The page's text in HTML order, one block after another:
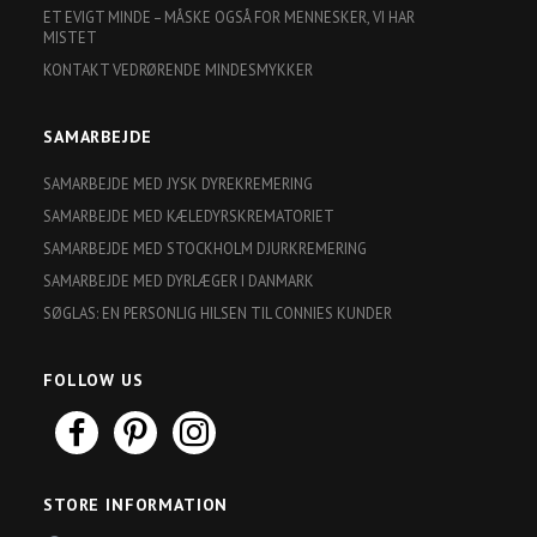
ET EVIGT MINDE – MÅSKE OGSÅ FOR MENNESKER, VI HAR
MISTET
KONTAKT VEDRØRENDE MINDESMYKKER
SAMARBEJDE
SAMARBEJDE MED JYSK DYREKREMERING
SAMARBEJDE MED KÆLEDYRSKREMATORIET
SAMARBEJDE MED STOCKHOLM DJURKREMERING
SAMARBEJDE MED DYRLÆGER I DANMARK
SØGLAS: EN PERSONLIG HILSEN TIL CONNIES KUNDER
FOLLOW US
STORE INFORMATION